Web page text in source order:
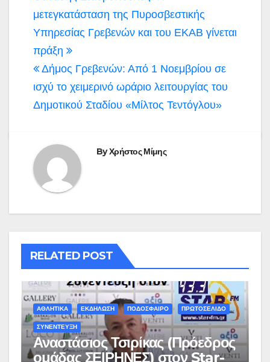
άρθρων
μετεγκατάσταση της Πυροσβεστικής
Υπηρεσίας Γρεβενών και του ΕΚΑΒ γίνεται
πράξη
Δήμος Γρεβενών: Από 1 Νοεμβρίου σε
ισχύ το χειμερινό ωράριο λειτουργίας του
Δημοτικού Σταδίου «Μίλτος Τεντόγλου»
ByΧρήστος Μίμης
RELATED POST
ΑΘΛΗΤΙΚΑ ΕΚΔΗΛΩΣΗ ΠΟΔΟΣΦΑΙΡΟ ΠΡΩΤΟΣΕΛΙΔΟ
ΣΥΝΕΝΤΕΥΞΗ
Αναστάσιος Τσιρίκας (Πρόεδρος
ομάδας ΣΕΙΡΗΝΕΣ) στον Star-